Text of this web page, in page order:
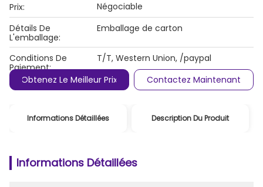
Prix:
Négociable
Détails De
L'emballage:
Emballage de carton
Conditions De
Paiement:
T/T, Western Union, /paypal
Obtenez Le Meilleur Prix
Contactez Maintenant
Informations Détaillées Description Du Produit
Informations Détaillées